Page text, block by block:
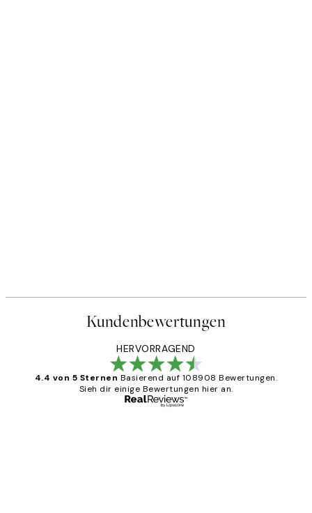
Kundenbewertungen
HERVORRAGEND
4.4 von 5 Sternen Basierend auf 108908 Bewertungen.
Sieh dir einige Bewertungen hier an.